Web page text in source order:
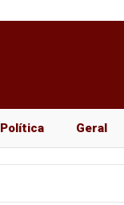
Política Geral